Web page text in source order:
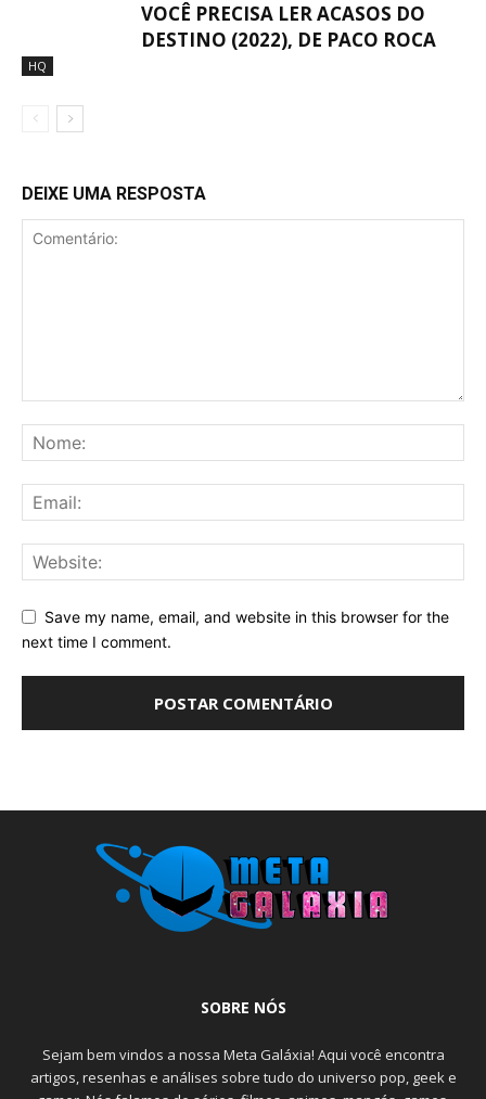
HQ
VOCÊ PRECISA LER ACASOS DO
DESTINO (2022), DE PACO ROCA
DEIXE UMA RESPOSTA
Save my name, email, and website in this browser for the
next time I comment.
SOBRE NÓS
Sejam bem vindos a nossa Meta Galáxia! Aqui você encontra
artigos, resenhas e análises sobre tudo do universo pop, geek e